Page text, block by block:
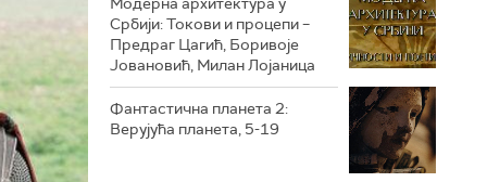
РТС ТРЕЗОР
РТС МУЗИКА
РТС ПОЛЕТАРАЦ
Србији: Токови и процепи –
Предраг Цагић, Боривоје
Јовановић, Милан Лојаница
Фантастична планета 2:
Верујућа планета, 5-19